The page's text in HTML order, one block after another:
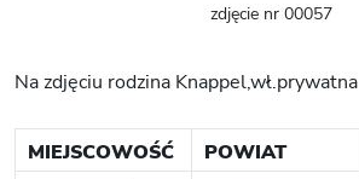
zdjęcie nr 00057
Na zdjęciu rodzina Knappel,wł.prywatna
MIEJSCOWOŚĆ POWIAT